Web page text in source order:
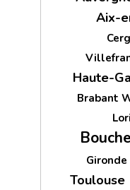
Aix-
Haute-
Brabant
Gironde
Toulouse